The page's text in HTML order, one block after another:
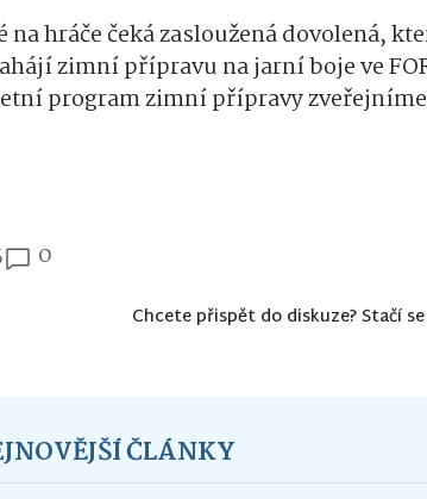
na hráče čeká zasloužená dovolená,
zimní přípravu na jarní boje ve
program zimní přípravy
0
Chcete přispět do diskuze? Stačí
ČLÁNKY